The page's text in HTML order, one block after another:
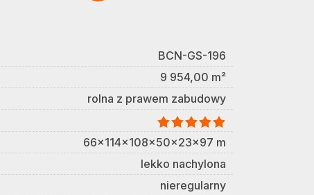
BCN-GS-196
9 954,00 m²
rolna z prawem zabudowy
66x114x108x50x23x97 m
lekko nachylona
nieregularny